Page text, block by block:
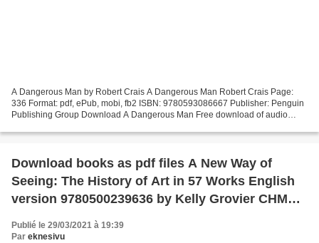
A Dangerous Man by Robert Crais A Dangerous Man Robert Crais Page:
336 Format: pdf, ePub, mobi, fb2 ISBN: 9780593086667 Publisher: Penguin
Publishing Group Download A Dangerous Man Free download of audio
Download books as pdf files A New Way of
Seeing: The History of Art in 57 Works English
version 9780500239636 by Kelly Grovier CHM
ePub
Publié le 29/03/2021 à 19:39
Par eknesivu